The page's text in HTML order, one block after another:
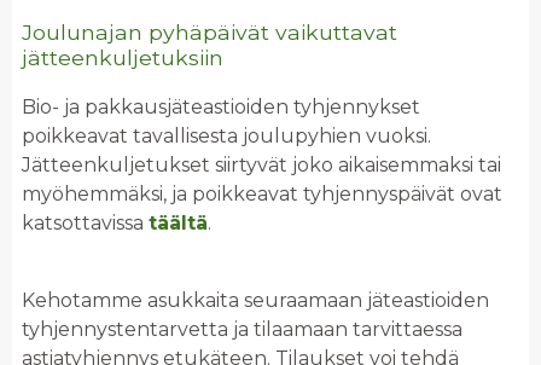
Joulunajan pyhäpäivät vaikuttavat
jätteenkuljetuksiin
Bio- ja pakkausjäteastioiden tyhjennykset
poikkeavat tavallisesta joulupyhien vuoksi.
Jätteenkuljetukset siirtyvät joko aikaisemmaksi tai
myöhemmäksi, ja poikkeavat tyhjennyspäivät ovat
katsottavissa täältä.
Kehotamme asukkaita seuraamaan jäteastioiden
tyhjennystentarvetta ja tilaamaan tarvittaessa
astiatyhjennys etukäteen. Tilaukset voi tehdä